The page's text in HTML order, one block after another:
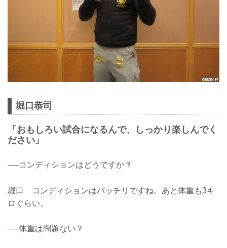
堀口恭司
「おもしろい試合になるんで、しっかり楽しんでく
ださい」
──コンディションはどうですか？
堀口 コンディションはバッチリですね。あと体重も3キ
ロぐらい。
──体重は問題ない？